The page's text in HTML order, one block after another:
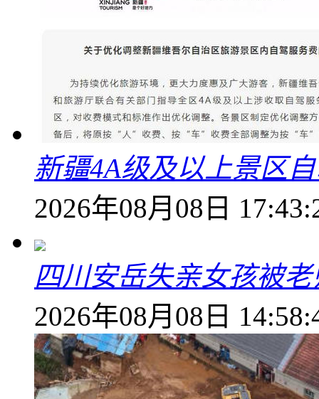
新疆4A级及以上景区
2026年08月08日
四川安岳失亲女孩被
2026年08月08日